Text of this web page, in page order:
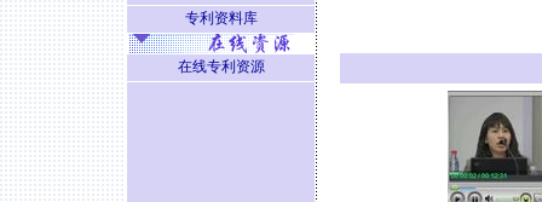
专利资料库
在线专利资源